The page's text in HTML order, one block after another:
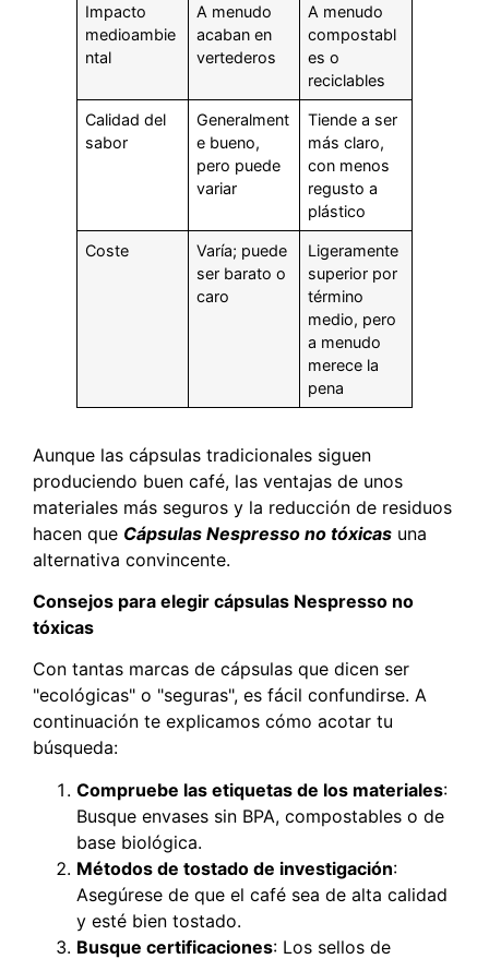
Impacto
medioambie
ntal
A menudo
acaban en
vertederos
A menudo
compostabl
es o
reciclables
Calidad del
sabor
Generalment
e bueno,
pero puede
variar
Tiende a ser
más claro,
con menos
regusto a
plástico
Coste
Varía; puede
ser barato o
caro
Ligeramente
superior por
término
medio, pero
a menudo
merece la
pena
Aunque las cápsulas tradicionales siguen
produciendo buen café, las ventajas de unos
materiales más seguros y la reducción de residuos
hacen que Cápsulas Nespresso no tóxicas una
alternativa convincente.
Consejos para elegir cápsulas Nespresso no
tóxicas
Con tantas marcas de cápsulas que dicen ser
"ecológicas" o "seguras", es fácil confundirse. A
continuación te explicamos cómo acotar tu
búsqueda:
Compruebe las etiquetas de los materiales:
Busque envases sin BPA, compostables o de
base biológica.
Métodos de tostado de investigación:
Asegúrese de que el café sea de alta calidad
y esté bien tostado.
Busque certificaciones: Los sellos de